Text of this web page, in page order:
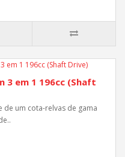
3 em 1 196cc (Shaft
de um cota-relvas de gama